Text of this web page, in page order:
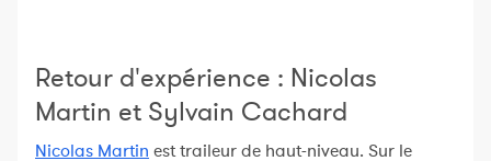
Retour d'expérience : Nicolas
Martin et Sylvain Cachard
Nicolas Martin est traileur de haut-niveau. Sur le